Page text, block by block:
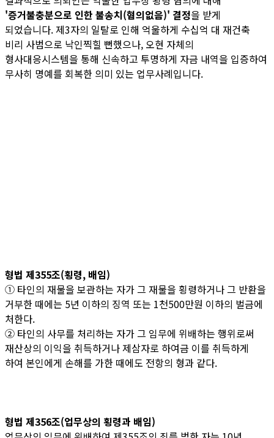
'증거불충분으로 인한 불송치(혐의없음)' 결정을 받게
되었습니다. 제3자의 일탈로 인해 억울하게 수십억 대 재건축
비리 사범으로 낙인찍힐 뻔했으나, 오현 자체의
형사대응시스템을 통해 신속하고 투명하게 자금 내역을 입증하여
무사히 명예를 회복한 의미 있는 업무사례입니다.
형법 제355조(횡령, 배임)
① 타인의 재물을 보관하는 자가 그 재물을 횡령하거나 그 반환을
거부한 때에는 5년 이하의 징역 또는 1천500만원 이하의 벌금에
처한다.
② 타인의 사무를 처리하는 자가 그 임무에 위배하는 행위로써
재산상의 이익을 취득하거나 제삼자로 하여금 이를 취득하게
하여 본인에게 손해를 가한 때에도 전항의 형과 같다.
형법 제356조(업무상의 횡령과 배임)